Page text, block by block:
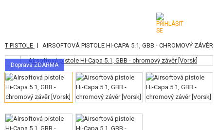
KATEGORIE
AIRSOFTOVÉ ZBRANĚ
VZDUCHOVÉ ZBRANĚ, PRAKY
GRANÁTOMETY, GRANÁTY
PISTOLE | AIRSOFTOVÁ PISTOLE HI-CAPA 5.1, GBB - CHROMOVÝ ZÁVĚR
Doprava ZDARMA